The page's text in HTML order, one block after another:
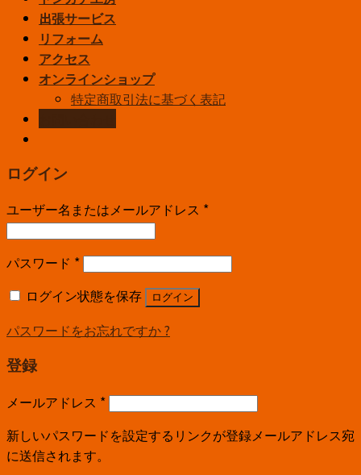
出張サービス
リフォーム
アクセス
オンラインショップ
特定商取引法に基づく表記
ログイン
ユーザー名またはメールアドレス *
パスワード *
ログイン状態を保存
ログイン
パスワードをお忘れですか ?
登録
メールアドレス *
新しいパスワードを設定するリンクが登録メールアドレス宛
に送信されます。